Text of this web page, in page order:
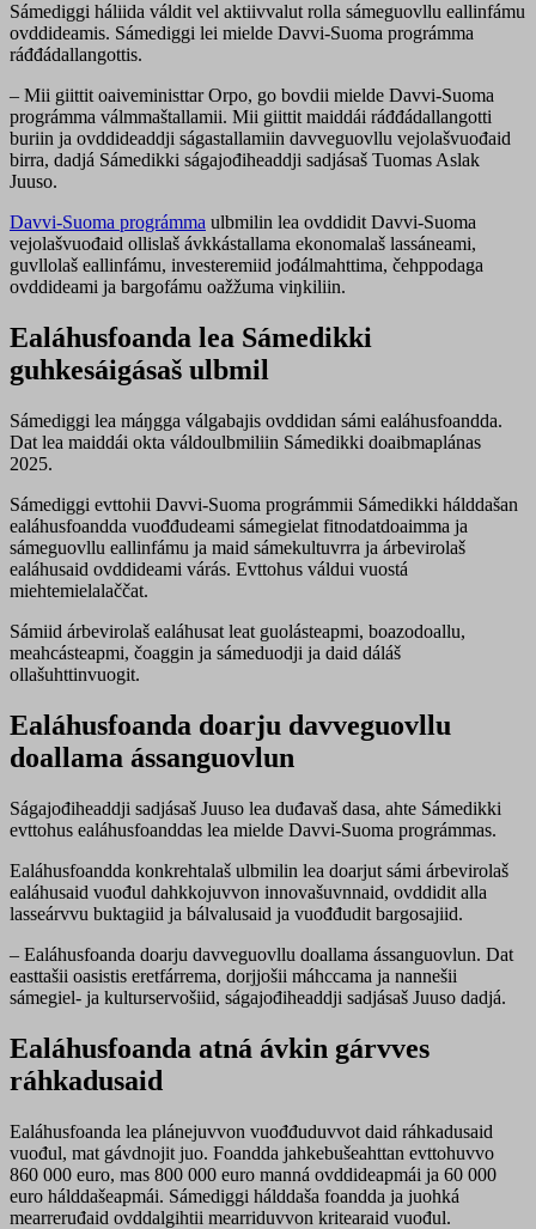
Sámediggi háliida váldit vel aktiivvalut rolla sámeguovllu eallinfámu
ovddideamis. Sámediggi lei mielde Davvi-Suoma prográmma
ráđđádallangottis.
– Mii giittit oaiveministtar Orpo, go bovdii mielde Davvi-Suoma
prográmma válmmaštallamii. Mii giittit maiddái ráđđádallangotti
buriin ja ovddideaddji ságastallamiin davveguovllu vejolašvuođaid
birra, dadjá Sámedikki ságajođiheaddji sadjásaš Tuomas Aslak
Juuso.
Davvi-Suoma prográmma ulbmilin lea ovddidit Davvi-Suoma
vejolašvuođaid ollislaš ávkkástallama ekonomalaš lassáneami,
guvllolaš eallinfámu, investeremiid jođálmahttima, čehppodaga
ovddideami ja bargofámu oažžuma viŋkiliin.
Ealáhusfoanda lea Sámedikki
guhkesáigásaš ulbmil
Sámediggi lea máŋgga válgabajis ovddidan sámi ealáhusfoandda.
Dat lea maiddái okta váldoulbmiliin Sámedikki doaibmaplánas
2025.
Sámediggi evttohii Davvi-Suoma prográmmii Sámedikki hálddašan
ealáhusfoandda vuođđudeami sámegielat fitnodatdoaimma ja
sámeguovllu eallinfámu ja maid sámekultuvrra ja árbevirolaš
ealáhusaid ovddideami várás. Evttohus váldui vuostá
miehtemielalaččat.
Sámiid árbevirolaš ealáhusat leat guolásteapmi, boazodoallu,
meahcásteapmi, čoaggin ja sámeduodji ja daid dáláš
ollašuhttinvuogit.
Ealáhusfoanda doarju davveguovllu
doallama ássanguovlun
Ságajođiheaddji sadjásaš Juuso lea duđavaš dasa, ahte Sámedikki
evttohus ealáhusfoanddas lea mielde Davvi-Suoma prográmmas.
Ealáhusfoandda konkrehtalaš ulbmilin lea doarjut sámi árbevirolaš
ealáhusaid vuođul dahkkojuvvon innovašuvnnaid, ovddidit alla
lasseárvvu buktagiid ja bálvalusaid ja vuođđudit bargosajiid.
– Ealáhusfoanda doarju davveguovllu doallama ássanguovlun. Dat
easttašii oasistis eretfárrema, dorjjošii máhccama ja nannešii
sámegiel- ja kulturservošiid, ságajođiheaddji sadjásaš Juuso dadjá.
Ealáhusfoanda atná ávkin gárvves
ráhkadusaid
Ealáhusfoanda lea plánejuvvon vuođđuduvvot daid ráhkadusaid
vuođul, mat gávdnojit juo. Foandda jahkebušeahttan evttohuvvo
860 000 euro, mas 800 000 euro manná ovddideapmái ja 60 000
euro hálddašeapmái. Sámediggi hálddaša foandda ja juohká
mearreruđaid ovddalgihtii mearriduvvon kritearaid vuođul.